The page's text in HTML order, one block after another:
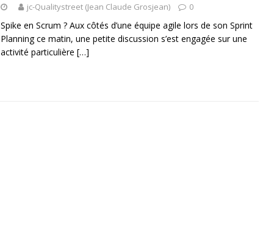
jc-Qualitystreet (Jean Claude Grosjean) 0
Spike en Scrum ? Aux côtés d’une équipe agile lors de son Sprint
Planning ce matin, une petite discussion s’est engagée sur une
activité particulière […]